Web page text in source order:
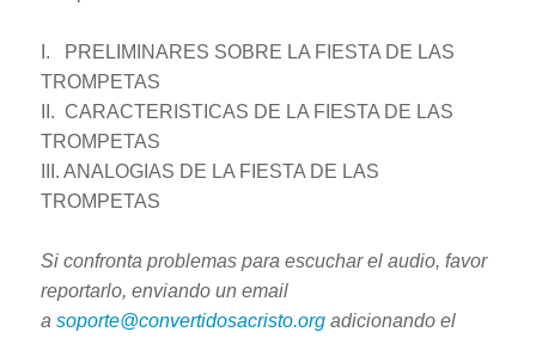
I. PRELIMINARES SOBRE LA FIESTA DE LAS
TROMPETAS
II. CARACTERISTICAS DE LA FIESTA DE LAS
TROMPETAS
III. ANALOGIAS DE LA FIESTA DE LAS
TROMPETAS
Si confronta problemas para escuchar el audio, favor
reportarlo, enviando un email
a soporte@convertidosacristo.orgadicionando el